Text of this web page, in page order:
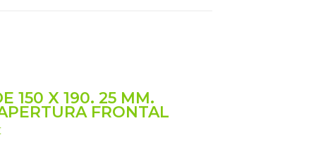
150 X 190. 25 MM.
FRONTAL
El